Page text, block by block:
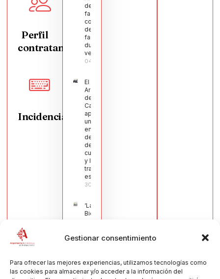
Gestionar consentimiento
Para ofrecer las mejores experiencias, utilizamos tecnologías como
las cookies para almacenar y/o acceder a la información del
Perfil
contratante
Incidencias
de Calatrava
facilita la
conciliación
de 200
familias
durante el
verano
04/08/2026
El Pleno de
Argamasilla
de
Calatrava
aprueba
una moción
en defensa
del sector
de la
cuchillería
y la navaja
tradicional
española
30/07/2026
‘La
Bienvenida’,
estampa de
de la Virgen
Muñoz
Muñoz,
anuncia las